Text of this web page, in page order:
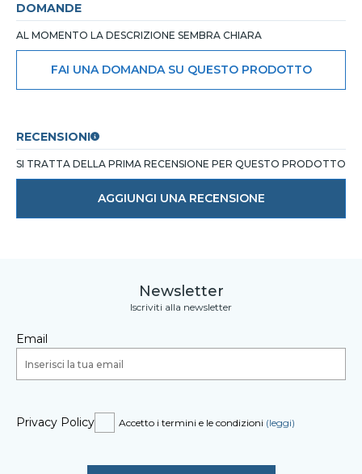
DOMANDE
AL MOMENTO LA DESCRIZIONE SEMBRA CHIARA
FAI UNA DOMANDA SU QUESTO PRODOTTO
RECENSIONI
SI TRATTA DELLA PRIMA RECENSIONE PER QUESTO PRODOTTO
AGGIUNGI UNA RECENSIONE
Newsletter
Iscriviti alla newsletter
Email
Privacy Policy Accetto i termini e le condizioni (leggi)